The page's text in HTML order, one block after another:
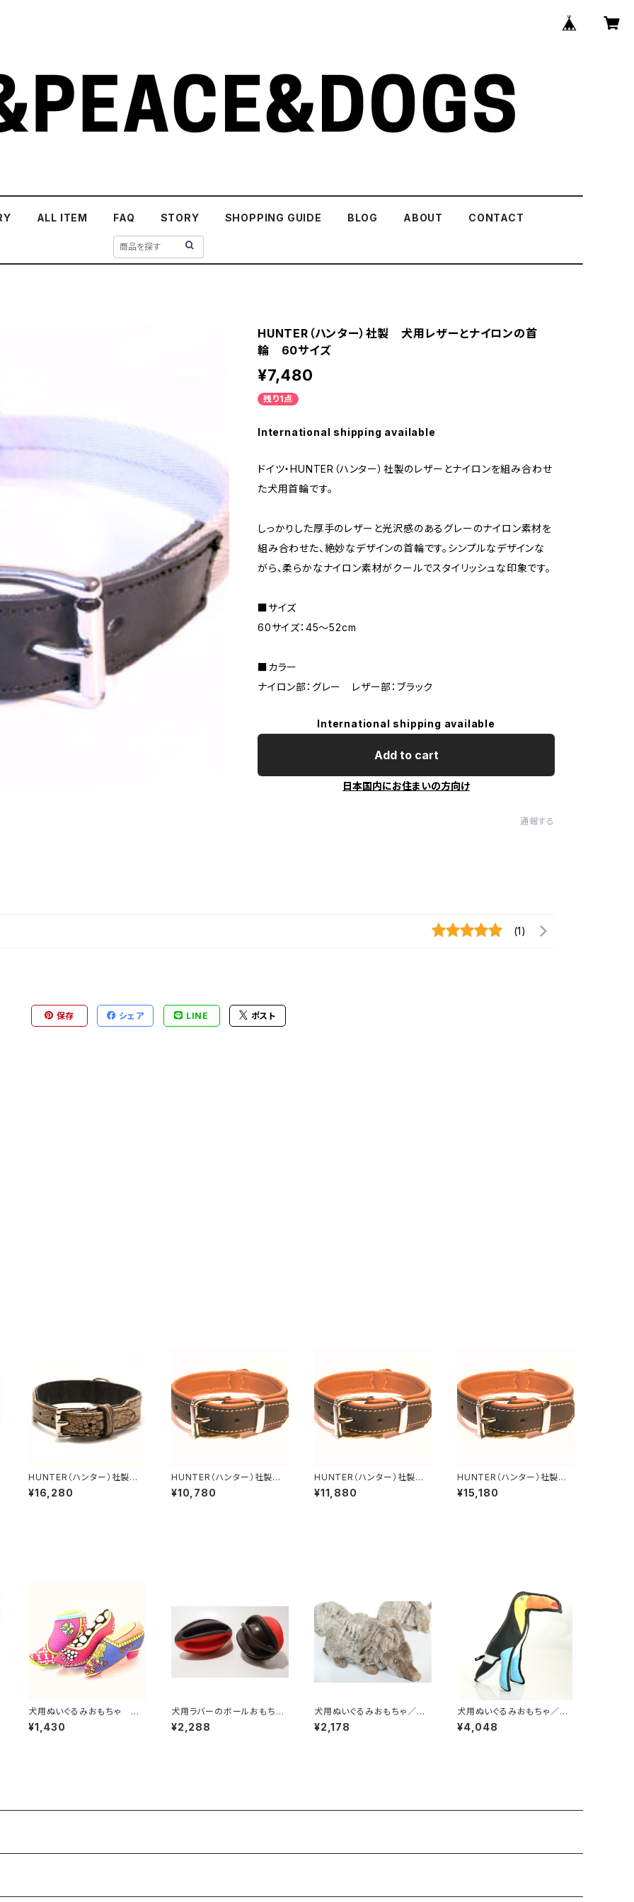
ALL ITEM FAQ STORY SHOPPING GUIDE BLOG ABOUT CONTACT
HUNTER（ハンター）社製 犬用レザーとナイロンの首
輪 60サイズ
¥7,480
残り1点
International shipping available
ドイツ・HUNTER（ハンター）社製のレザーとナイロンを組み合わせ
た犬用首輪です。
しっかりした厚手のレザーと光沢感のあるグレーのナイロン素材を
組み合わせた、絶妙なデザインの首輪です。シンプルなデザインな
がら、柔らかなナイロン素材がクールでスタイリッシュな印象です。
■サイズ
60サイズ：45〜52cm
■カラー
ナイロン部：グレー レザー部：ブラック
International shipping available
Add to cart
日本国内にお住まいの方向け
通報する
(1)
保存 シェア LINE ポスト
HUNTER（ハンター）社製
犬用クロコダイルレザー首
輪 65サイズ
¥16,280
HUNTER（ハンター）社製
犬用カナディアン・エルクレザ
ー首輪 30サイズ
¥10,780
HUNTER（ハンター）社製
犬用カナディアン・エルクレザ
ー首輪 35サイズ
¥11,880
HUNTER（ハンター）社製
犬用カナディアン・エルクレザ
ー首輪 55サイズ
¥15,180
犬用ぬいぐるみおもちゃ シ
ューズ・ドッグトイ
¥1,430
犬用ラバーのボールおもちゃ
／ウィグワグボール
¥2,288
犬用ぬいぐるみおもちゃ／ドッ
グトイズ・アルマジロ
¥2,178
犬用ぬいぐるみおもちゃ／ドッ
グトイズオニオオハシ
¥4,048